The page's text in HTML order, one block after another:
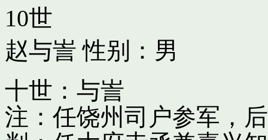
10世
赵与訔 性别：男
十世：与訔
注：任饶州司户参军，